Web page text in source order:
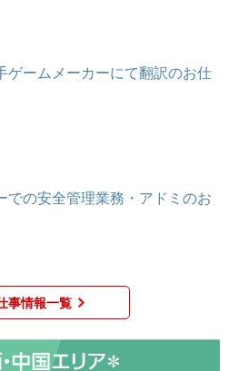
ゲームメーカーにて翻訳のお仕
での安全管理業務・アドミのお
事情報一覧